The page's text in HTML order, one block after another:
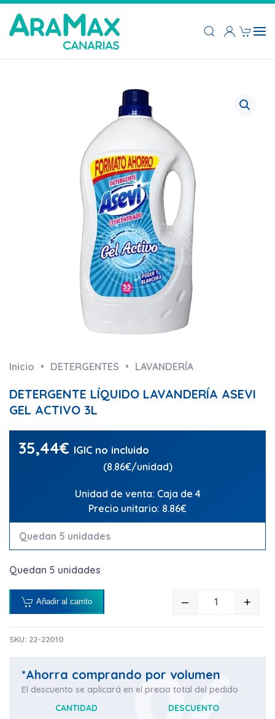
Inicio DETERGENTES LAVANDERÍA
DETERGENTE LÍQUIDO LAVANDERÍA ASEVI
GEL ACTIVO 3L
35,44€ IGIC no incluido
(8.86€/unidad)
Unidad de venta: Caja de 4
Precio unitario: 8.86€
Quedan 5 unidades
Quedan 5 unidades
– +
Añadir al carrito
SKU: 22-22010
*Ahorra comprando por volumen
El descuento se aplicará en el precio total del pedido
CANTIDAD
DESCUENTO